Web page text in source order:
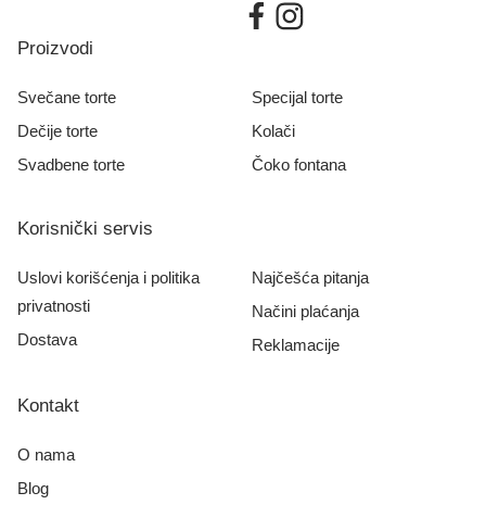
Proizvodi
Svečane torte
Dečije torte
Svadbene torte
Specijal torte
Kolači
Čoko fontana
Korisnički servis
Uslovi korišćenja i politika
privatnosti
Dostava
Najčešća pitanja
Načini plaćanja
Reklamacije
Kontakt
O nama
Blog